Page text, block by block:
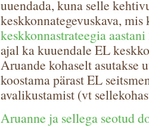
uuendada, kuna selle
keskkonnategevuskava,
keskkonnastrateegia
ajal ka kuuendale EL
Aruande kohaselt asutakse
koostama pärast EL
avalikustamist (vt
Aruanne ja sellega seotud